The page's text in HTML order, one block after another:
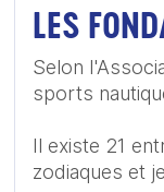
LES
Selon
sports
Il existe 21
zodiaques et